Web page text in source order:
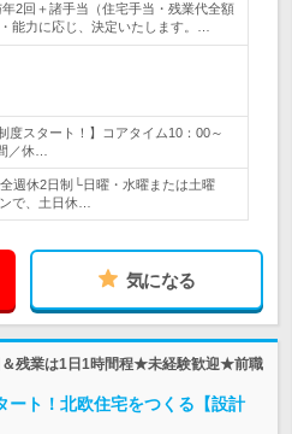
2回＋諸手当（住宅手当・残業代全額
能力に応じ、決定いたします。…
度スタート！】コアタイム10：00～
／休…
週休2日制└日曜・水曜または土曜
で、土日休…
気になる
＆残業は1日1時間程★未経験歓迎★前職
ト！北欧住宅をつくる【設計